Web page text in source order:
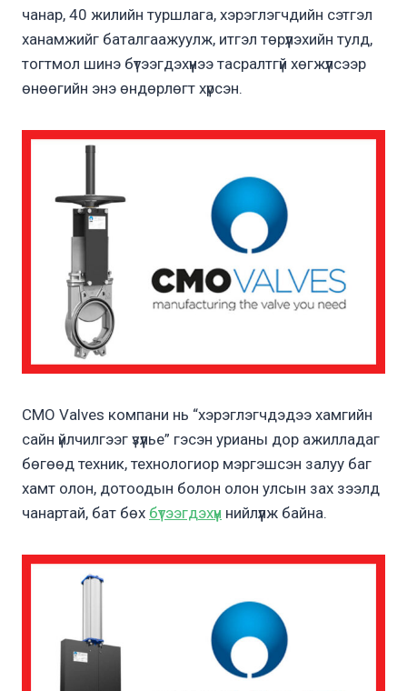
чанар, 40 жилийн туршлага, хэрэглэгчдийн сэтгэл
ханамжийг баталгаажуулж, итгэл төрүүлэхийн тулд,
тогтмол шинэ бүтээгдэхүүнээ тасралтгүй хөгжүүлсээр
өнөөгийн энэ өндөрлөгт хүрсэн.
CMO Valves компани нь “хэрэглэгчдэдээ хамгийн
сайн үйлчилгээг үзүүлье” гэсэн урианы дор ажилладаг
бөгөөд техник, технологиор мэргэшсэн залуу баг
хамт олон, дотоодын болон олон улсын зах зээлд
чанартай, бат бөх бүтээгдэхүүн нийлүүлж байна.